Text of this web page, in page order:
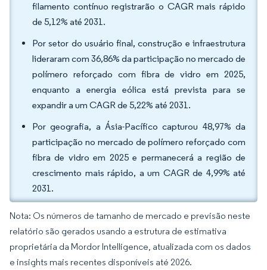
filamento contínuo registrarão o CAGR mais rápido
de 5,12% até 2031.
Por setor do usuário final, construção e infraestrutura
lideraram com 36,86% da participação no mercado de
polímero reforçado com fibra de vidro em 2025,
enquanto a energia eólica está prevista para se
expandir a um CAGR de 5,22% até 2031.
Por geografia, a Ásia-Pacífico capturou 48,97% da
participação no mercado de polímero reforçado com
fibra de vidro em 2025 e permanecerá a região de
crescimento mais rápido, a um CAGR de 4,99% até
2031.
Nota: Os números de tamanho de mercado e previsão neste
relatório são gerados usando a estrutura de estimativa
proprietária da Mordor Intelligence, atualizada com os dados
e insights mais recentes disponíveis até 2026.